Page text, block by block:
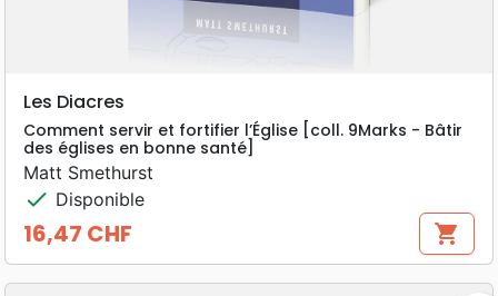
Les Diacres
Comment servir et fortifier l’Église [coll. 9Marks - Bâtir
des églises en bonne santé]
Matt Smethurst
check Disponible
Prix
16,47 CHF shopping_cart